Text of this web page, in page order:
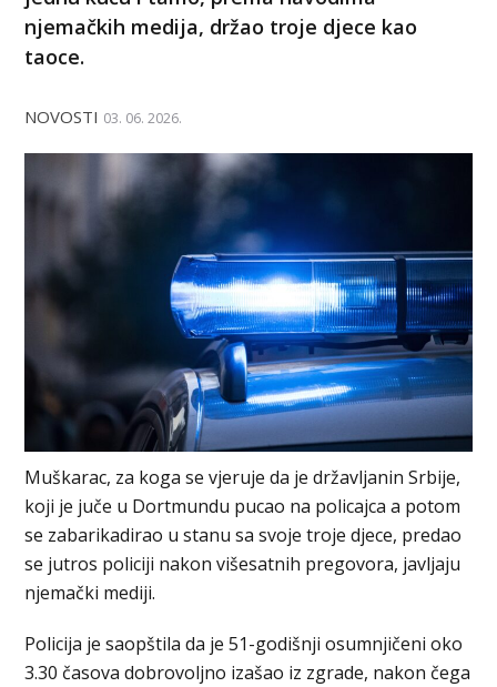
njemačkih medija, držao troje djece kao
taoce.
NOVOSTI 03. 06. 2026.
Muškarac, za koga se vjeruje da je državljanin Srbije,
koji je juče u Dortmundu pucao na policajca a potom
se zabarikadirao u stanu sa svoje troje djece, predao
se jutros policiji nakon višesatnih pregovora, javljaju
njemački mediji.
Policija je saopštila da je 51-godišnji osumnjičeni oko
3.30 časova dobrovoljno izašao iz zgrade, nakon čega